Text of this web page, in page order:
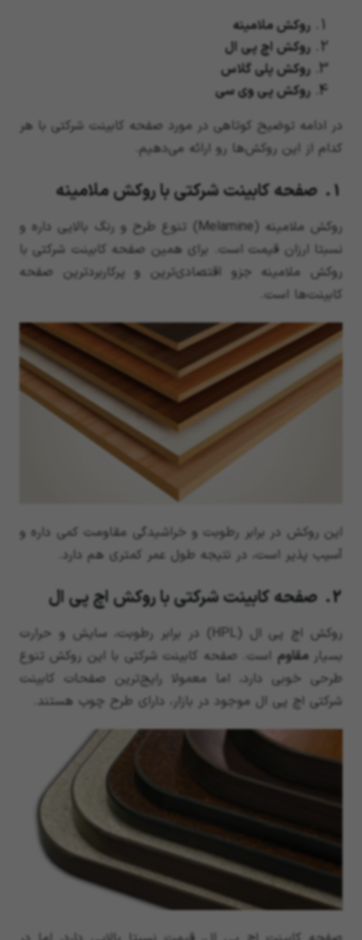
روکش ملامینه
روکش اچ پی ال
روکش پلی گلاس
روکش پی وی سی
در ادامه توضیح کوتاهی در مورد صفحه کابینت شرکتی با هر
کدام از این روکش‌ها رو ارائه می‌دهیم.
1. صفحه کابینت شرکتی با روکش ملامینه
روکش ملامینه (Melamine) تنوع طرح و رنگ بالایی داره و
نسبتا ارزان قیمت است. برای همین صفحه کابینت شرکتی با
روکش ملامینه جزو اقتصادی‌ترین و پرکاربردترین صفحه
کابینت‌ها است.
این روکش در برابر رطوبت و خراشیدگی مقاومت کمی داره و
آسیب پذیر است، در نتیجه طول عمر کمتری هم دارد.
2. صفحه کابینت شرکتی با روکش اچ پی ال
روکش اچ پی ال (HPL) در برابر رطوبت، سایش و حرارت
بسیارمقاوم است. صفحه کابینت شرکتی با این روکش تنوع
طرحی خوبی دارد، اما معمولا رایج‌ترین صفحات کابینت
شرکتی اچ پی ال موجود در بازار، دارای طرح چوب هستند.